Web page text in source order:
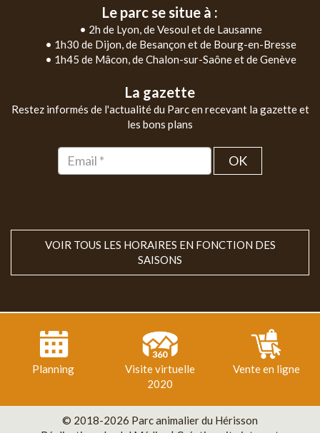
Le parc se situe à :
• 2h de Lyon, de Vesoul et de Lausanne
• 1h30 de Dijon, de Besançon et de Bourg-en-Bresse
• 1h45 de Mâcon, de Chalon-sur-Saône et de Genève
La gazette
Restez informés de l'actualité du Parc en recevant la gazette et
les bons plans
OK
VOIR TOUS LES HORAIRES EN FONCTION DES
SAISONS
Planning
Visite virtuelle
2020
Vente en ligne
© 2018-2026 Parc animalier du Hérisson